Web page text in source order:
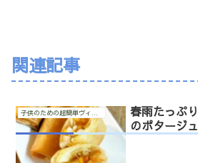
関連記事
子供のための超簡単ヴィーガン料理
春雨たっぷ
のポタージュ